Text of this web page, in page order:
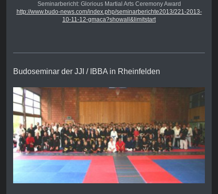
Seminarbericht: Glorious Martial Arts Ceremony Award
http://www.budo-news.com/index.php/seminarberichte2013/221-2013-
10-11-12-gmaca?showall&limitstart
Budoseminar der JJI / IBBA in Rheinfelden